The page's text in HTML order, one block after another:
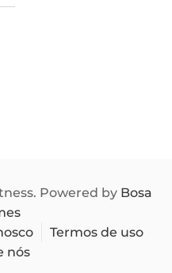
Powered by Bosa
Termos de uso
nós